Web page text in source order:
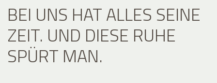
BEI UNS HAT ALLES SEINE
ZEIT. UND DIESE RUHE
SPÜRT MAN.